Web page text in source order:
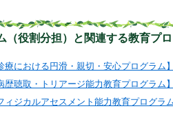
（役割分担）と関連する教育プ
療における円滑・親切・安心プログラム
歴聴取・トリアージ能力教育プログラム
ィジカルアセスメント能力教育プログラ